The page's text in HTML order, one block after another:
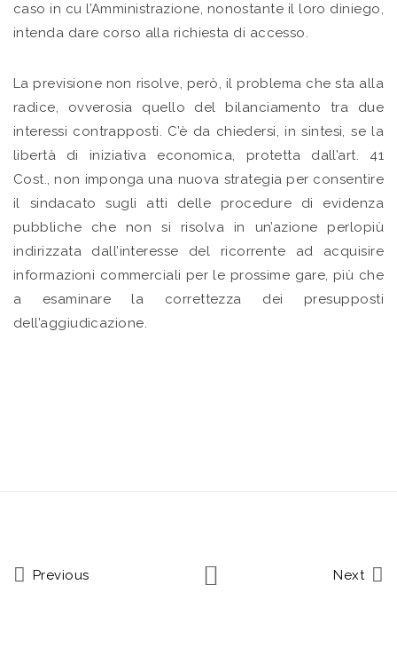
caso in cu l’Amministrazione, nonostante il loro diniego,
intenda dare corso alla richiesta di accesso.
La previsione non risolve, però, il problema che sta alla
radice, ovverosia quello del bilanciamento tra due
interessi contrapposti. C’è da chiedersi, in sintesi, se la
libertà di iniziativa economica, protetta dall’art. 41
Cost., non imponga una nuova strategia per consentire
il sindacato sugli atti delle procedure di evidenza
pubbliche che non si risolva in un’azione perlopiù
indirizzata dall’interesse del ricorrente ad acquisire
informazioni commerciali per le prossime gare, più che
a esaminare la correttezza dei presupposti
dell’aggiudicazione.
Previous Next